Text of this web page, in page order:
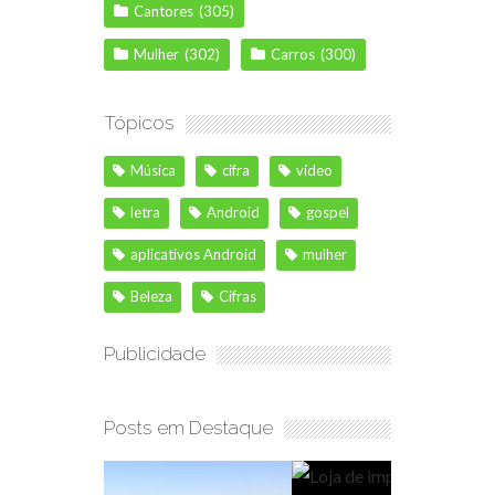
Cantores (305)
Mulher (302) Carros (300)
Tópicos
Música cifra vídeo
letra Android gospel
aplicativos Android mulher
Beleza Cifras
Publicidade
Posts em Destaque